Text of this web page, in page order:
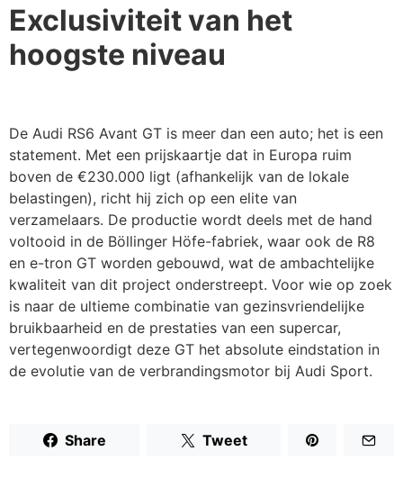
Exclusiviteit van het
hoogste niveau
De Audi RS6 Avant GT is meer dan een auto; het is een
statement. Met een prijskaartje dat in Europa ruim
boven de €230.000 ligt (afhankelijk van de lokale
belastingen), richt hij zich op een elite van
verzamelaars. De productie wordt deels met de hand
voltooid in de Böllinger Höfe-fabriek, waar ook de R8
en e-tron GT worden gebouwd, wat de ambachtelijke
kwaliteit van dit project onderstreept. Voor wie op zoek
is naar de ultieme combinatie van gezinsvriendelijke
bruikbaarheid en de prestaties van een supercar,
vertegenwoordigt deze GT het absolute eindstation in
de evolutie van de verbrandingsmotor bij Audi Sport.
Share Tweet